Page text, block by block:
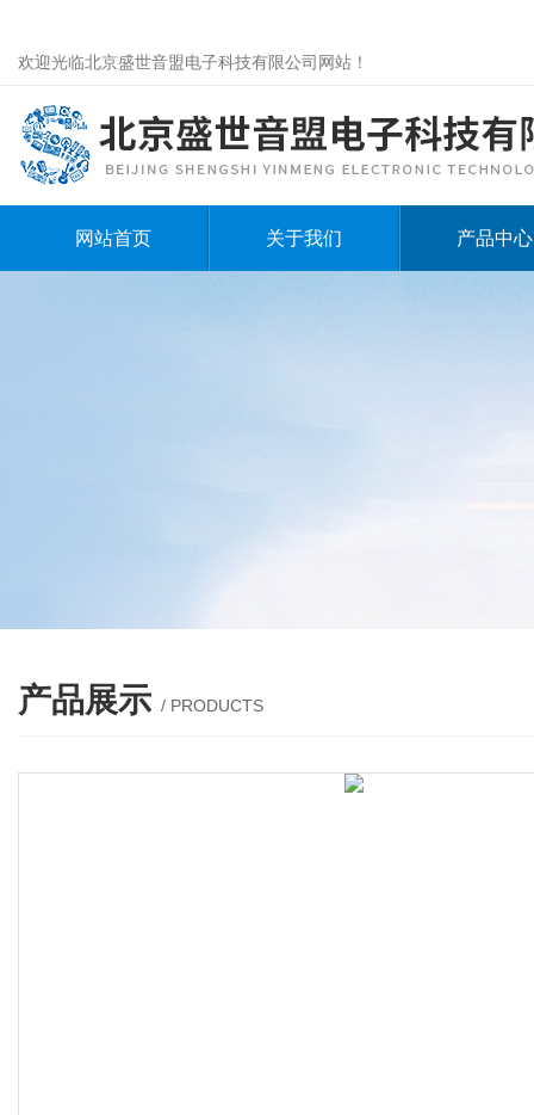
欢迎光临北京盛世音盟电子科技有限公司网站！
网站首页 关于我们 产品中心
产品展示 / PRODUCTS